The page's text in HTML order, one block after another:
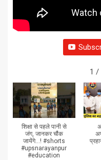
1 /
शिक्षा से पहले पानी से
जंग, जानकर चौंक
जायेंगे...! #shorts
#upsnarayanpur
#education